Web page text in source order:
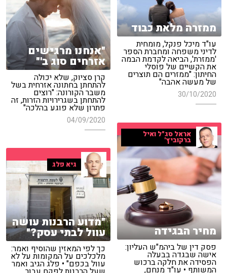
ממזרה מלאת כבוד
עו"ד מיכל פנקל, מומחית
לדיני משפחה ומחברת הספר
'ממזרת', הביאה לקדמת הבמה
את הקשיים של פוסלי
החיתון: "ממזרים הם תוצרים
של מעשה אהבה"
30/10/2020
"אנחנו מרגישים
אזרחים סוג ב'"
קרן סציוק, שלא יכולה
להתחתן בחתונה אזרחית בשל
משבר הקורונה: "רוצים
להתחתן בשגרירויות הזרות, זה
פתרון שלא פוגע בהלכה"
04/09/2020
אראל סג"ל ואיל
ברקוביץ'
מחיר הבגידה
פסק דין של ביהמ"ש העליון:
אישה שבגדה בבעלה
הפסידה את חלקה ברכוש
המשותף • עו"ד מנחם,
גיא פלג
"מדוע הרבנות עושה
עוול לבתי עסק?"
כך לפי המאזין שהוסיף ואמר:
מלכלכים על המקומות על לא
עוול בכפם" • פלג הגיב ואמר